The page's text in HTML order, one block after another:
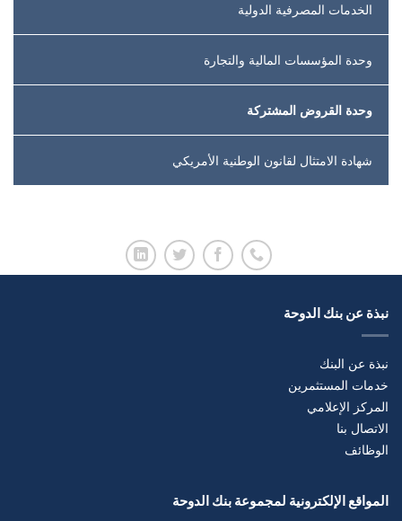
الخدمات المصرفية الدولية
وحدة المؤسسات المالية والتجارة
وحدة القروض المشتركة
شهادة الامتثال لقانون الوطنية الأمريكي
نبذة عن بنك الدوحة
نبذة عن البنك
خدمات المستثمرين
المركز الإعلامي
الاتصال بنا
الوظائف
المواقع الإلكترونية لمجموعة بنك الدوحة